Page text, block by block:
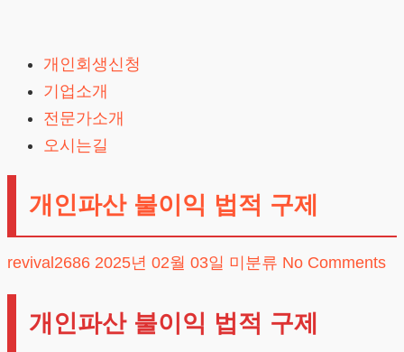
content
개인회생신청
기업소개
전문가소개
오시는길
개인파산 불이익 법적 구제
revival2686 2025년 02월 03일 미분류 No Comments
개인파산 불이익 법적 구제